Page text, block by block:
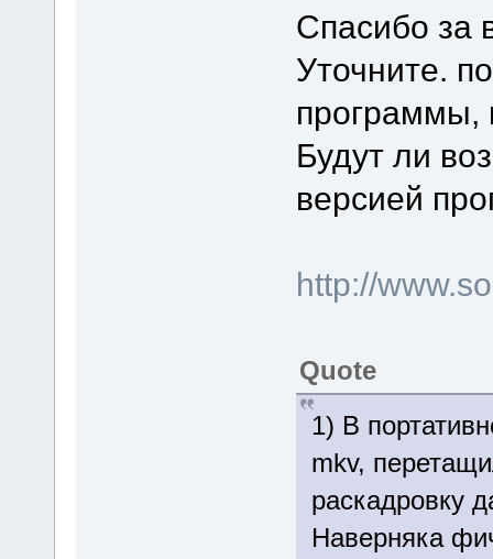
Спасибо за
Уточните.
программы,
Будут ли
версией
http://
Quote
1) В
mkv,
раскадровку
Наверняка